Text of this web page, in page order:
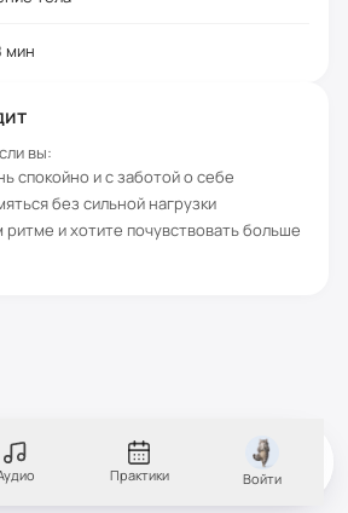
всегда можете написать в
движения корректнее.
мин
вы:
спокойно и с заботой о себе
без сильной нагрузки
и хотите почувствовать больше
Практики Войти